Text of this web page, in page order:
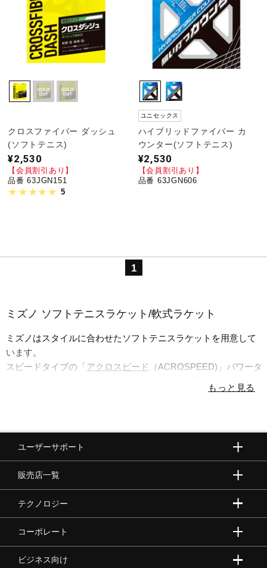
クロスファイバー ダッシュ
(ソフトテニス)
¥2,530
【会員割引あり】
品番 63JGN151
5
ユニセックス
ハイブリッドファイバー カ
ウンター(ソフトテニス)
¥2,530
【会員割引あり】
品番 63JGN606
1
ミズノ ソフトテニスラケット/軟式ラケット
ミズノはスタイルに合わせたソフトテニスラケットを用意して
います。
スピードタイプの「アクロスピード
（ACROSPEED)」パワータ
ーズ」、後衛重視には「Sシリーズ」がおすすめです。プレース
ユーザーサポート
販売店一覧
テクノロジー
コーポレート
ビジネス向け